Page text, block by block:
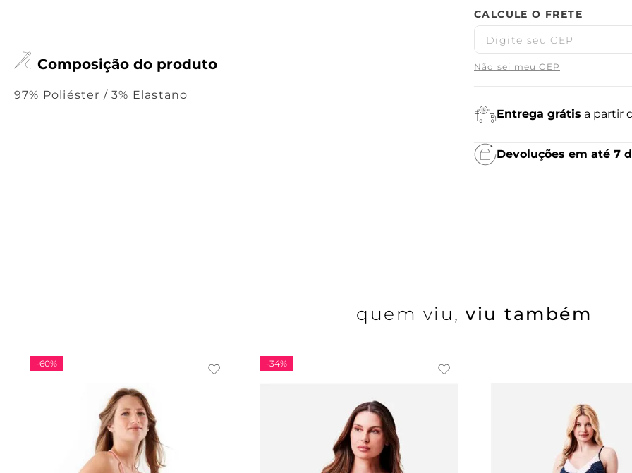
Composição do produto
97% Poliéster / 3% Elastano
Não sei meu CEP
Entrega grátis a partir
Devoluções em até 7
quem viu, viu também
-60% -34%